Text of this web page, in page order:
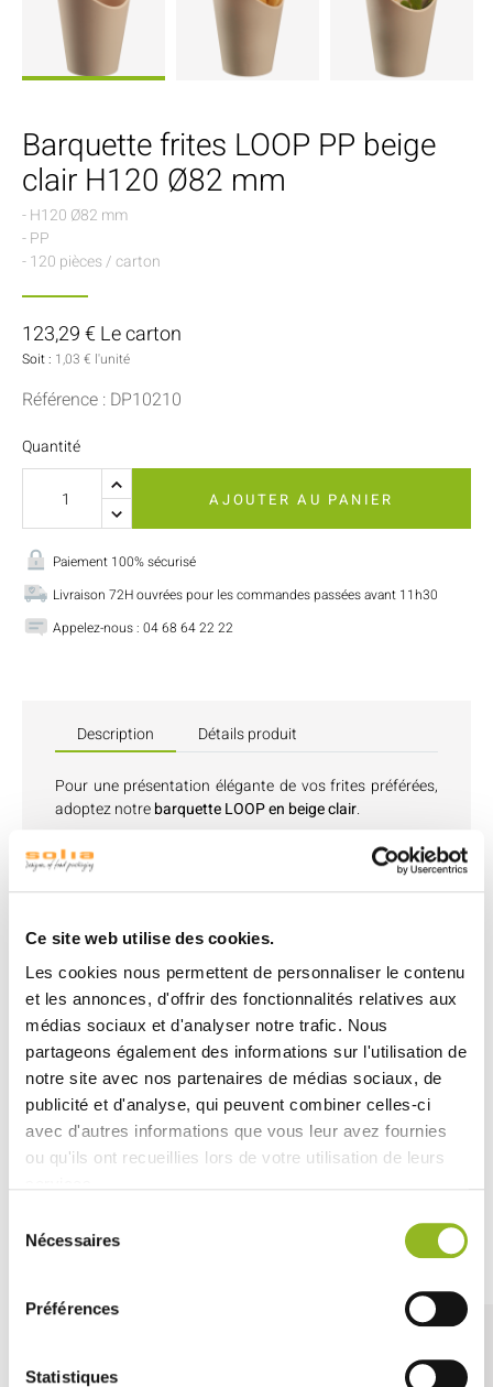
Ce site web utilise des cookies.
Les cookies nous permettent de personnaliser le contenu
et les annonces, d'offrir des fonctionnalités relatives aux
médias sociaux et d'analyser notre trafic. Nous
partageons également des informations sur l'utilisation de
notre site avec nos partenaires de médias sociaux, de
publicité et d'analyse, qui peuvent combiner celles-ci
avec d'autres informations que vous leur avez fournies
ou qu'ils ont recueillies lors de votre utilisation de leurs
Nécessaires
Préférences
Statistiques
Barquette frites LOOP PP beige
clair H120 Ø82 mm
- H120 Ø82 mm
- PP
- 120 pièces / carton
123,29 € Le carton
Soit : 1,03 € l'unité
Référence : DP10210
Quantité
AJOUTER AU PANIER
Paiement 100% sécurisé
Livraison 72H ouvrées pour les commandes passées avant 11h30
Appelez-nous : 04 68 64 22 22
Description Détails produit
Pour une présentation élégante de vos frites préférées,
adoptez notrebarquette LOOP en beige clair.
Pensée pour les restaurateurs soucieux de
l'environnement, cette
barquette beige clair réutilisable
incarne à la fois style et durabilité.
touche de sophistication à votre service de frites, tout en
assurant leur fraîcheur grâce à un ingénieux système de
drainage.
Polyvalente, elle se prête également à la présentation
d'autres snacks, offrant ainsi une expérience gustative
complète à vos clients. Associée à d'autres produits de la
gamme LOOP, elle crée une harmonie visuelle et un
impact écologique positif sur votre établissement.
Découvrez aussi